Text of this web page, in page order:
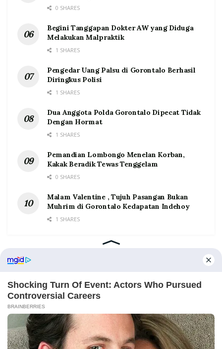
0 SHARES
Begini Tanggapan Dokter AW yang Diduga
Melakukan Malpraktik
1 SHARES
Pengedar Uang Palsu di Gorontalo Berhasil
Diringkus Polisi
1 SHARES
Dua Anggota Polda Gorontalo Dipecat Tidak
Dengan Hormat
1 SHARES
Pemandian Lombongo Menelan Korban,
Kakak Beradik Tewas Tenggelam
0 SHARES
Malam Valentine , Tujuh Pasangan Bukan
Muhrim di Gorontalo Kedapatan Indehoy
1 SHARES
Home Tentang Kontak Redaksi Pedoman Media Siber
©2026 Prosesnews.id. All Rights Reserved.